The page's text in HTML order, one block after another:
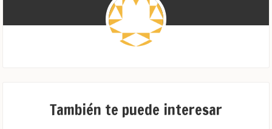
También te puede interesar